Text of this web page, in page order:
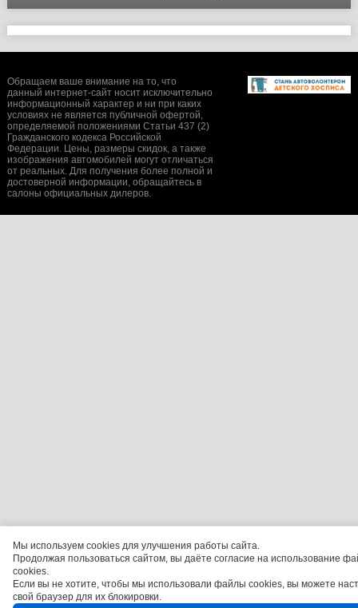
Мы используем cookies для улучшения работы сайта.
Продолжая пользоваться сайтом, вы даёте согласие на использование
cookies.
Если вы не хотите, чтобы мы использовали файлы cookies, вы можете
свой браузер для их блокировки.
Обращаем ваше внимание на то, что
данный интернет-сайт носит исключительно
информационный характер и ни при каких
условиях не является публичной офертой,
определяемой положениями Статьи 437 (2)
Гражданского кодекса Российской
Федерации. Цены, размеры скидок, а также
изображения автомобилей могут отличаться
от реальных. Для получения более полной и
достоверной информации, обращайтесь в
салоны официальных дилеров.